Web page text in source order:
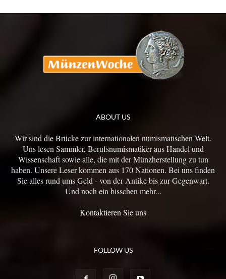
ABOUT US
Wir sind die Brücke zur internationalen numismatischen Welt.
Uns lesen Sammler, Berufsnumismatiker aus Handel und
Wissenschaft sowie alle, die mit der Münzherstellung zu tun
haben. Unsere Leser kommen aus 170 Nationen. Bei uns finden
Sie alles rund ums Geld - von der Antike bis zur Gegenwart.
Und noch ein bisschen mehr...
Kontaktieren Sie uns
FOLLOW US